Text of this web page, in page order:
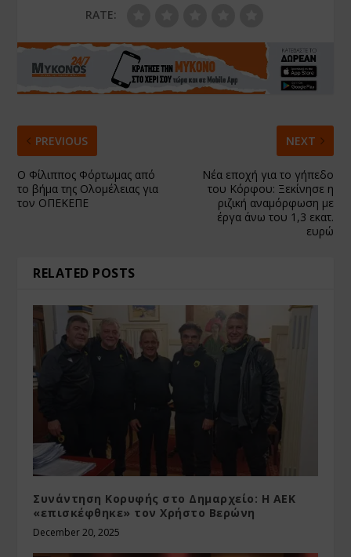
RATE:
PREVIOUS
Ο Φίλιππος Φόρτωμας από
το βήμα της Ολομέλειας για
τον ΟΠΕΚΕΠΕ
NEXT
Νέα εποχή για το γήπεδο
του Κόρφου: Ξεκίνησε η
ριζική αναμόρφωση με
έργα άνω του 1,3 εκατ.
ευρώ
RELATED POSTS
Συνάντηση Κορυφής στο Δημαρχείο: Η ΑΕΚ
«επισκέφθηκε» τον Χρήστο Βερώνη
December 20, 2025